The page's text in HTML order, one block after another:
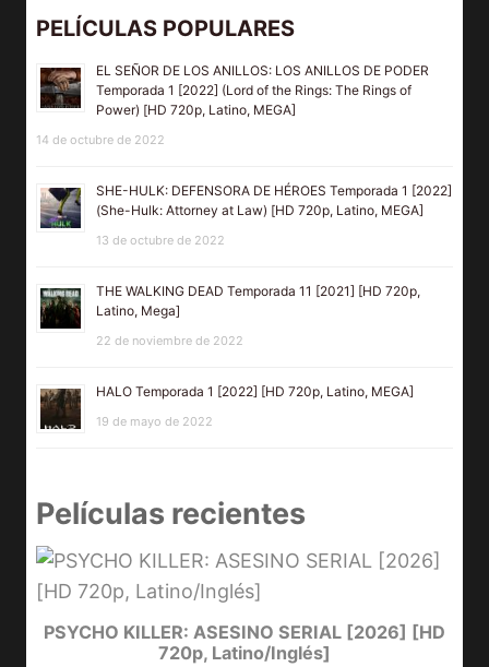
PELÍCULAS POPULARES
EL SEÑOR DE LOS ANILLOS: LOS ANILLOS DE PODER
Temporada 1 [2022] (Lord of the Rings: The Rings of
Power) [HD 720p, Latino, MEGA]
14 de octubre de 2022
SHE-HULK: DEFENSORA DE HÉROES Temporada 1 [2022]
(She-Hulk: Attorney at Law) [HD 720p, Latino, MEGA]
13 de octubre de 2022
THE WALKING DEAD Temporada 11 [2021] [HD 720p,
Latino, Mega]
22 de noviembre de 2022
HALO Temporada 1 [2022] [HD 720p, Latino, MEGA]
19 de mayo de 2022
Películas recientes
PSYCHO KILLER: ASESINO SERIAL [2026] [HD
720p, Latino/Inglés]